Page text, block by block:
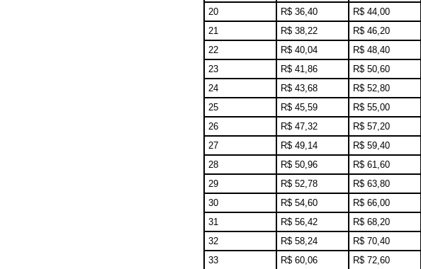
20
R$ 36,40
R$ 44,00
21
R$ 38,22
R$ 46,20
22
R$ 40,04
R$ 48,40
23
R$ 41,86
R$ 50,60
24
R$ 43,68
R$ 52,80
25
R$ 45,59
R$ 55,00
26
R$ 47,32
R$ 57,20
27
R$ 49,14
R$ 59,40
28
R$ 50,96
R$ 61,60
29
R$ 52,78
R$ 63,80
30
R$ 54,60
R$ 66,00
31
R$ 56,42
R$ 68,20
32
R$ 58,24
R$ 70,40
33
R$ 60,06
R$ 72,60